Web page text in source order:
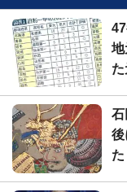
地
石
後
た